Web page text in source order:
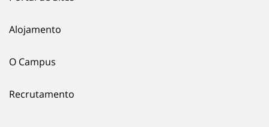
Alojamento
O Campus
Recrutamento